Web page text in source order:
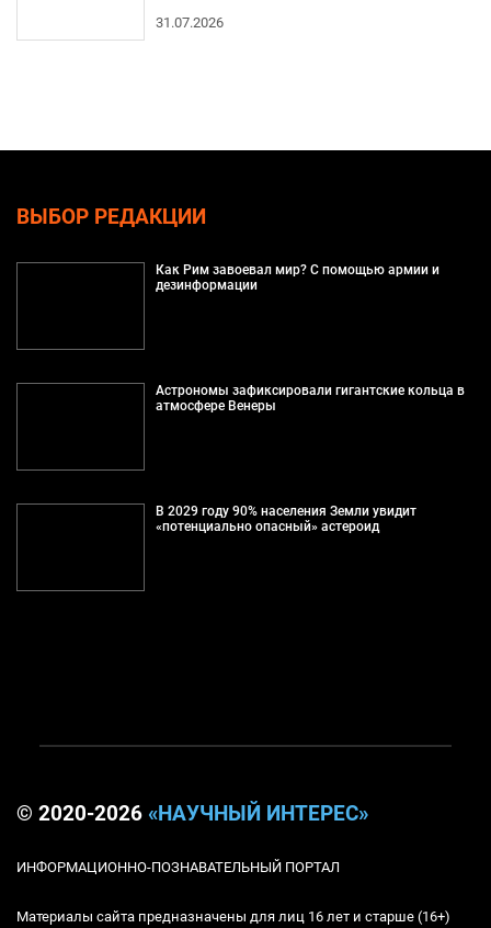
31.07.2026
ВЫБОР РЕДАКЦИИ
Как Рим завоевал мир? С помощью армии и
дезинформации
Астрономы зафиксировали гигантские кольца в
атмосфере Венеры
В 2029 году 90% населения Земли увидит
«потенциально опасный» астероид
© 2020-2026 «НАУЧНЫЙ ИНТЕРЕС»
ИНФОРМАЦИОННО-ПОЗНАВАТЕЛЬНЫЙ ПОРТАЛ
Материалы сайта предназначены для лиц 16 лет и старше (16+)